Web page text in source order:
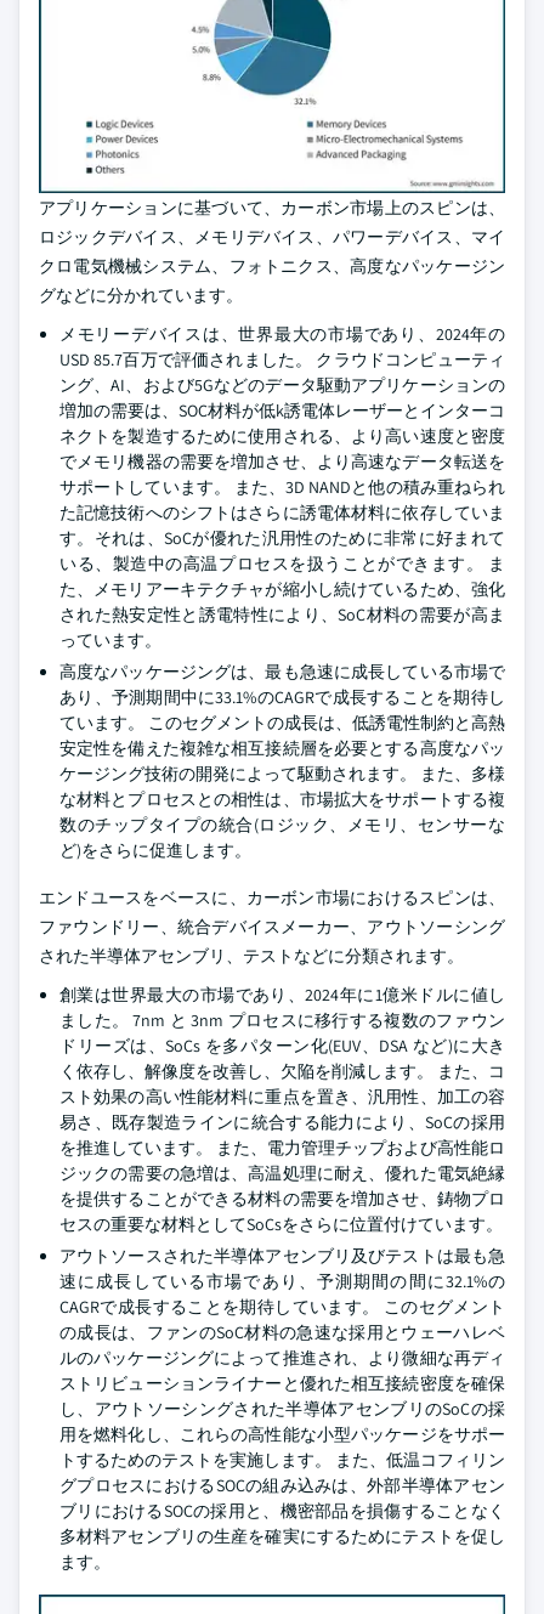
アプリケーションに基づいて、カーボン市場上のスピンは、
ロジックデバイス、メモリデバイス、パワーデバイス、マイ
クロ電気機械システム、フォトニクス、高度なパッケージン
グなどに分かれています。
メモリーデバイスは、世界最大の市場であり、2024年の
USD 85.7百万で評価されました。 クラウドコンピューティ
ング、AI、および5Gなどのデータ駆動アプリケーションの
増加の需要は、SOC材料が低k誘電体レーザーとインターコ
ネクトを製造するために使用される、より高い速度と密度
でメモリ機器の需要を増加させ、より高速なデータ転送を
サポートしています。 また、3D NANDと他の積み重ねられ
た記憶技術へのシフトはさらに誘電体材料に依存していま
す。それは、SoCが優れた汎用性のために非常に好まれて
いる、製造中の高温プロセスを扱うことができます。 ま
た、メモリアーキテクチャが縮小し続けているため、強化
された熱安定性と誘電特性により、SoC材料の需要が高ま
っています。
高度なパッケージングは、最も急速に成長している市場で
あり、予測期間中に33.1%のCAGRで成長することを期待し
ています。 このセグメントの成長は、低誘電性制約と高熱
安定性を備えた複雑な相互接続層を必要とする高度なパッ
ケージング技術の開発によって駆動されます。 また、多様
な材料とプロセスとの相性は、市場拡大をサポートする複
数のチップタイプの統合(ロジック、メモリ、センサーな
ど)をさらに促進します。
エンドユースをベースに、カーボン市場におけるスピンは、
ファウンドリー、統合デバイスメーカー、アウトソーシング
された半導体アセンブリ、テストなどに分類されます。
創業は世界最大の市場であり、2024年に1億米ドルに値し
ました。 7nm と 3nm プロセスに移行する複数のファウン
ドリーズは、SoCs を多パターン化(EUV、DSA など)に大き
く依存し、解像度を改善し、欠陥を削減します。 また、コ
スト効果の高い性能材料に重点を置き、汎用性、加工の容
易さ、既存製造ラインに統合する能力により、SoCの採用
を推進しています。 また、電力管理チップおよび高性能ロ
ジックの需要の急増は、高温処理に耐え、優れた電気絶縁
を提供することができる材料の需要を増加させ、鋳物プロ
セスの重要な材料としてSoCsをさらに位置付けています。
アウトソースされた半導体アセンブリ及びテストは最も急
速に成長している市場であり、予測期間の間に32.1%の
CAGRで成長することを期待しています。 このセグメント
の成長は、ファンのSoC材料の急速な採用とウェーハレベ
ルのパッケージングによって推進され、より微細な再ディ
ストリビューションライナーと優れた相互接続密度を確保
し、アウトソーシングされた半導体アセンブリのSoCの採
用を燃料化し、これらの高性能な小型パッケージをサポー
トするためのテストを実施します。 また、低温コフィリン
グプロセスにおけるSOCの組み込みは、外部半導体アセン
ブリにおけるSOCの採用と、機密部品を損傷することなく
多材料アセンブリの生産を確実にするためにテストを促し
ます。